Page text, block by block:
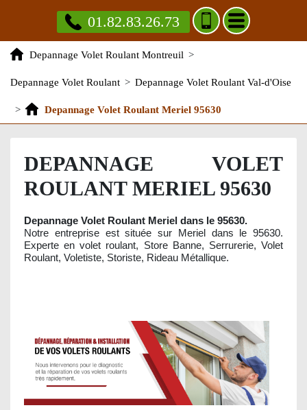
01.82.83.26.73
Depannage Volet Roulant Montreuil >
Depannage Volet Roulant > Depannage Volet Roulant Val-d'Oise
> Depannage Volet Roulant Meriel 95630
DEPANNAGE VOLET
ROULANT MERIEL 95630
Depannage Volet Roulant Meriel dans le 95630.
Notre entreprise est située sur Meriel dans le 95630.
Experte en volet roulant, Store Banne, Serrurerie, Volet
Roulant, Voletiste, Storiste, Rideau Métallique.